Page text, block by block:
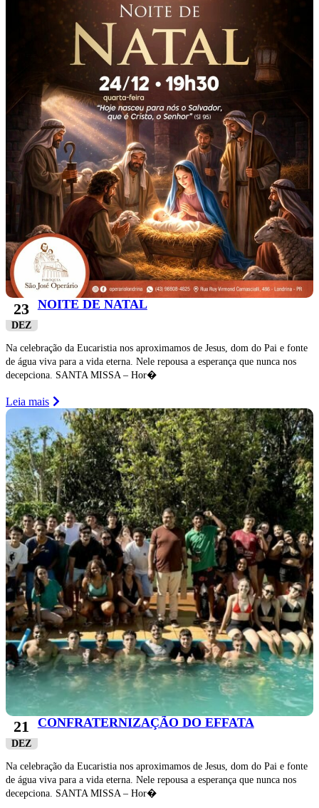
23
DEZ
NOITE DE NATAL
Na celebração da Eucaristia nos aproximamos de Jesus, dom do Pai e fonte
de água viva para a vida eterna. Nele repousa a esperança que nunca nos
decepciona. SANTA MISSA – Hor�
Leia mais
21
DEZ
CONFRATERNIZAÇÃO DO EFFATA
Na celebração da Eucaristia nos aproximamos de Jesus, dom do Pai e fonte
de água viva para a vida eterna. Nele repousa a esperança que nunca nos
decepciona. SANTA MISSA – Hor�